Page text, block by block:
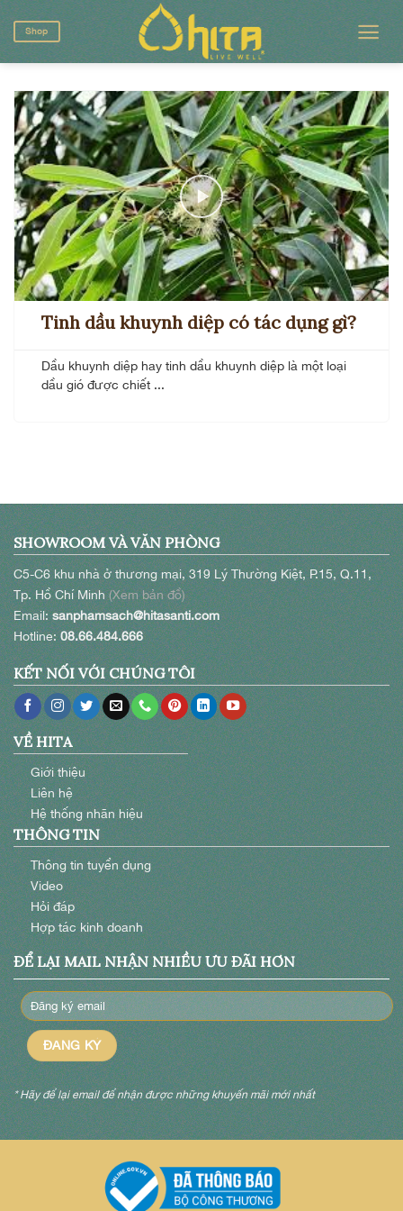
Skip
to
content
Shop
Tinh dầu khuynh diệp có tác dụng gì?
Dầu khuynh diệp hay tinh dầu khuynh diệp là một loại
dầu gió được chiết ...
SHOWROOM VÀ VĂN PHÒNG
C5-C6 khu nhà ở thương mại, 319 Lý Thường Kiệt, P.15, Q.11,
Tp. Hồ Chí Minh(Xem bản đồ)
Email:sanphamsach@hitasanti.com
Hotline:08.66.484.666
KẾT NỐI VỚI CHÚNG TÔI
VỀ HITA
Giới thiệu
Liên hệ
Hệ thống nhãn hiệu
THÔNG TIN
Thông tin tuyển dụng
Video
Hỏi đáp
Hợp tác kinh doanh
ĐỂ LẠI MAIL NHẬN NHIỀU ƯU ĐÃI HƠN
* Hãy để lại email để nhận được những khuyến mãi mới nhất